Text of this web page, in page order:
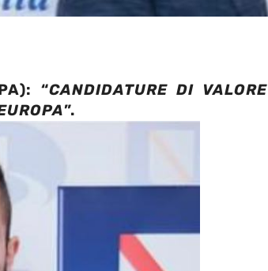
“CANDIDATURE DI VALORE
”.